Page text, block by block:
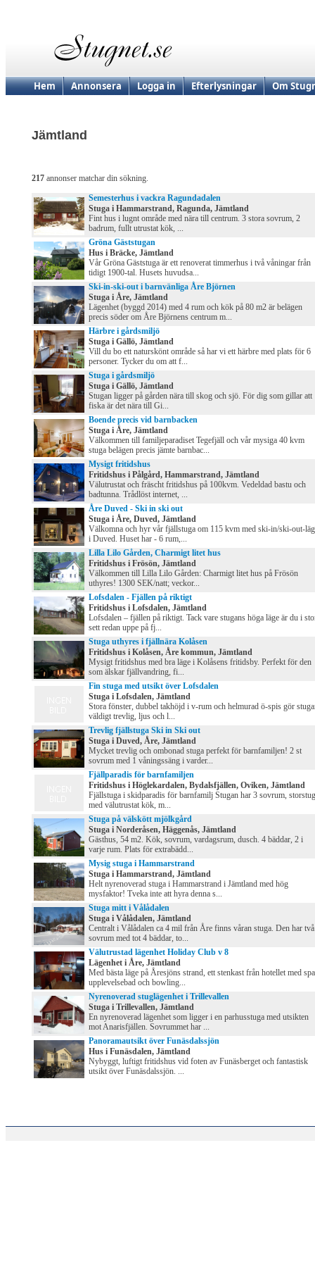
Hem Annonsera Logga in Efterlysningar Om
Jämtland
217 annonser matchar din sökning.
Semesterhus i vackra Ragundadalen
Stuga i Hammarstrand, Ragunda, Jämtland
Fint hus i lugnt område med nära till centrum. 3 stora sovrum, 2
badrum, fullt utrustat kök, ...
Gröna Gäststugan
Hus i Bräcke, Jämtland
Vår Gröna Gäststuga är ett renoverat timmerhus i två våningar från
tidigt 1900-tal. Husets huvudsa...
Ski-in-ski-out i barnvänliga Åre Björnen
Stuga i Åre, Jämtland
Lägenhet (byggd 2014) med 4 rum och kök på 80 m2 är belägen
precis söder om Åre Björnens centrum m...
Härbre i gårdsmiljö
Stuga i Gällö, Jämtland
Vill du bo ett naturskönt område så har vi ett härbre med plats för 6
personer. Tycker du om att f...
Stuga i gårdsmiljö
Stuga i Gällö, Jämtland
Stugan ligger på gården nära till skog och sjö. För dig som gillar att
fiska är det nära till Gi...
Boende precis vid barnbacken
Stuga i Åre, Jämtland
Välkommen till familjeparadiset Tegefjäll och vår mysiga 40 kvm
stuga belägen precis jämte barnbac...
Mysigt fritidshus
Fritidshus i Pålgård, Hammarstrand, Jämtland
Välutrustat och fräscht fritidshus på 100kvm. Vedeldad bastu och
badtunna. Trådlöst internet, ...
Åre Duved - Ski in ski out
Stuga i Åre, Duved, Jämtland
Välkomna och hyr vår fjällstuga om 115 kvm med ski-in/ski-out-
i Duved. Huset har - 6 rum,...
Lilla Lilo Gården, Charmigt litet hus
Fritidshus i Frösön, Jämtland
Välkommen till Lilla Lilo Gården: Charmigt litet hus på Frösön
uthyres! 1300 SEK/natt; veckor...
Lofsdalen - Fjällen på riktigt
Fritidshus i Lofsdalen, Jämtland
Lofsdalen – fjällen på riktigt. Tack vare stugans höga läge är du i
sett redan uppe på fj...
Stuga uthyres i fjällnära Kolåsen
Fritidshus i Kolåsen, Åre kommun, Jämtland
Mysigt fritidshus med bra läge i Kolåsens fritidsby. Perfekt för den
som älskar fjällvandring, fi...
Fin stuga med utsikt över Lofsdalen
Stuga i Lofsdalen, Jämtland
Stora fönster, dubbel takhöjd i v-rum och helmurad ö-spis gör
väldigt trevlig, ljus och l...
Trevlig fjällstuga Ski in Ski out
Stuga i Duved, Åre, Jämtland
Mycket trevlig och ombonad stuga perfekt för barnfamiljen! 2 st
sovrum med 1 våningssäng i varder...
Fjällparadis för barnfamiljen
Fritidshus i Höglekardalen, Bydalsfjällen, Oviken, Jämtland
Fjällstuga i skidparadis för barnfamilj Stugan har 3 sovrum,
med välutrustat kök, m...
Stuga på välskött mjölkgård
Stuga i Norderåsen, Häggenås, Jämtland
Gästhus, 54 m2. Kök, sovrum, vardagsrum, dusch. 4 bäddar, 2 i
varje rum. Plats för extrabädd...
Mysig stuga i Hammarstrand
Stuga i Hammarstrand, Jämtland
Helt nyrenoverad stuga i Hammarstrand i Jämtland med hög
mysfaktor! Tveka inte att hyra denna s...
Stuga mitt i Vålådalen
Stuga i Vålådalen, Jämtland
Centralt i Vålådalen ca 4 mil från Åre finns våran stuga. Den har två
sovrum med tot 4 bäddar, to...
Välutrustad lägenhet Holiday Club v 8
Lägenhet i Åre, Jämtland
Med bästa läge på Åresjöns strand, ett stenkast från hotellet med
upplevelsebad och bowling...
Nyrenoverad stuglägenhet i Trillevallen
Stuga i Trillevallen, Jämtland
En nyrenoverad lägenhet som ligger i en parhusstuga med utsikten
mot Anarisfjällen. Sovrummet har ...
Panoramautsikt över Funäsdalssjön
Hus i Funäsdalen, Jämtland
Nybyggt, luftigt fritidshus vid foten av Funäsberget och fantastisk
utsikt över Funäsdalssjön. ...